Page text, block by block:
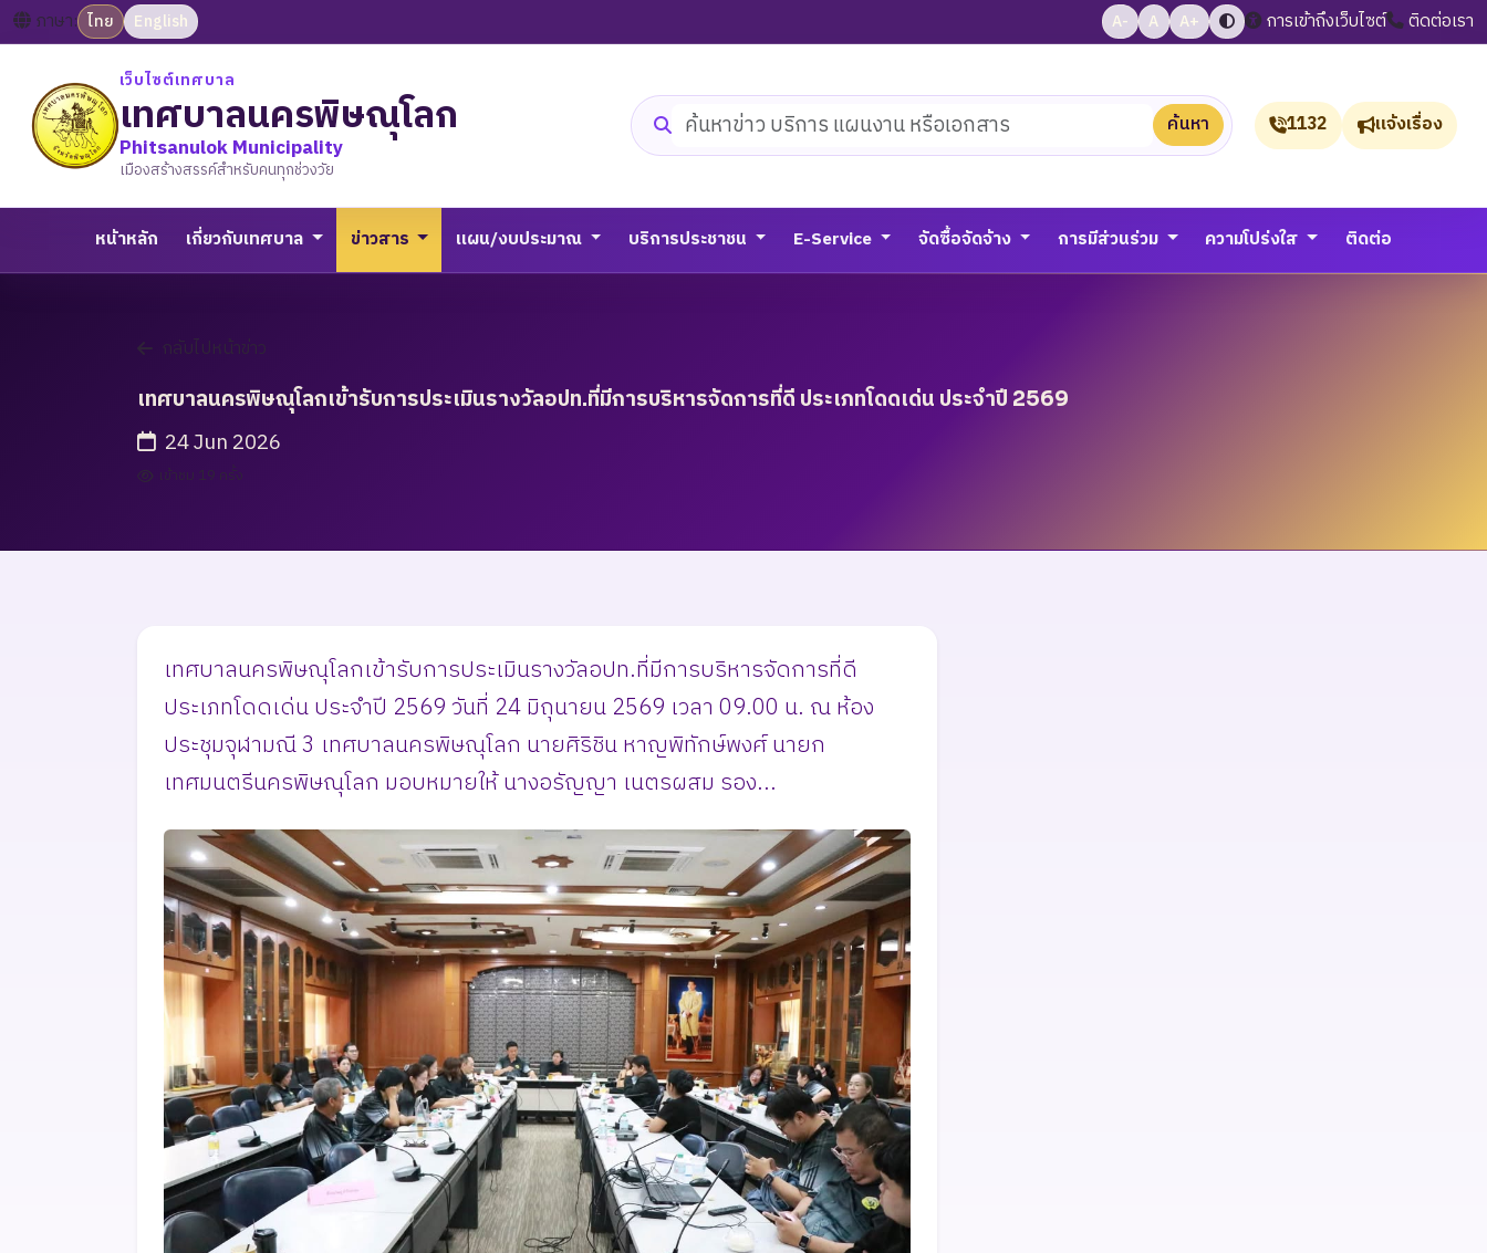
ภาษา: ไทย English A- A A+ การเข้าถึงเว็บไซต์ ติดต่อเรา
เว็บไซต์เทศบาล
เทศบาลนครพิษณุโลก
Phitsanulok Municipality
เมืองสร้างสรรค์สำหรับคนทุกช่วงวัย
ค้นหาเว็บไซต์ ค้นหา 1132 แจ้งเรื่อง
หน้าหลัก เกี่ยวกับเทศบาล ข่าวสาร แผน/งบประมาณ บริการประชาชน E-Service จัดซื้อจัดจ้าง การมีส่วนร่วม ความโปร่งใส ติดต่อ
กลับไปหน้าข่าว
เทศบาลนครพิษณุโลกเข้ารับการประเมินรางวัลอปท.ที่มีการบริหารจัดการที่ดี ประเภทโดดเด่น ประจำปี 2569
24 Jun 2026
เข้าชม 19 ครั้ง
เทศบาลนครพิษณุโลกเข้ารับการประเมินรางวัลอปท.ที่มีการบริหารจัดการที่ดี
ประเภทโดดเด่น ประจำปี 2569 วันที่ 24 มิถุนายน 2569 เวลา 09.00 น. ณ ห้อง
ประชุมจุฬามณี 3 เทศบาลนครพิษณุโลก นายศิริชิน หาญพิทักษ์พงศ์ นายก
เทศมนตรีนครพิษณุโลก มอบหมายให้ นางอรัญญา เนตรผสม รอง...